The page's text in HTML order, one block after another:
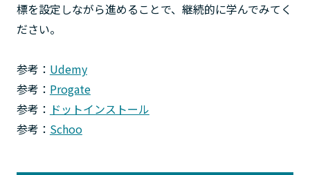
標を設定しながら進めることで、継続的に学んでみてく
ださい。
参考： Udemy
参考： Progate
参考： ドットインストール
参考： Schoo